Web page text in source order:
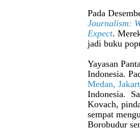
Pada
Journalism:
Expect.
jadi buku
Yayasan
Indonesia.
Medan,
Indonesia.
Kovach,
sempat
Borobudur